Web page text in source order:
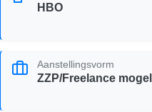
HBO
Aanstellingsvorm
ZZP/Freelance